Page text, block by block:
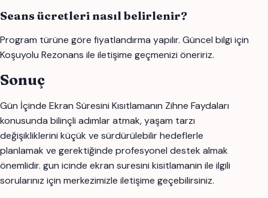
Seans ücretleri nasıl belirlenir?
Program türüne göre fiyatlandırma yapılır. Güncel bilgi için
Koşuyolu Rezonans ile iletişime geçmenizi öneririz.
Sonuç
Gün İçinde Ekran Süresini Kısıtlamanın Zihne Faydaları
konusunda bilinçli adımlar atmak, yaşam tarzı
değişikliklerini küçük ve sürdürülebilir hedeflerle
planlamak ve gerektiğinde profesyonel destek almak
önemlidir. gun icinde ekran suresini kisitlamanin ile ilgili
sorularınız için merkezimizle iletişime geçebilirsiniz.